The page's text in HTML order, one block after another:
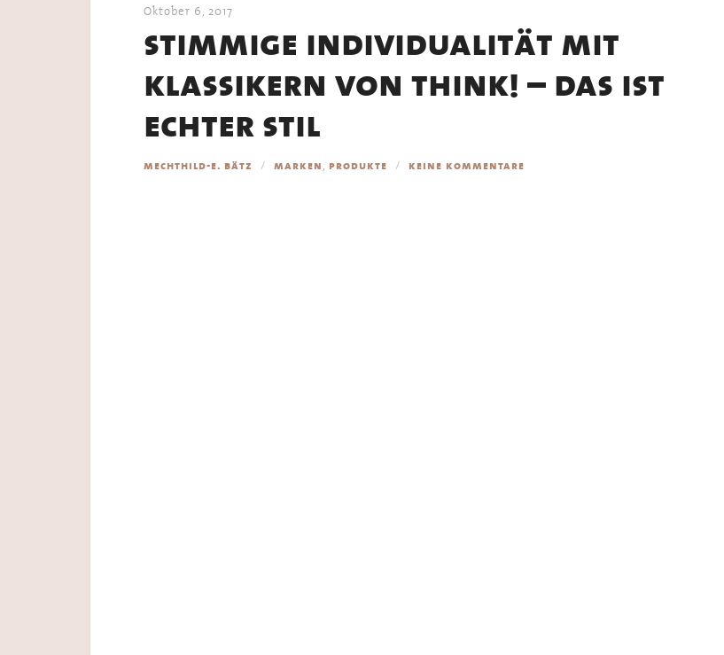
Oktober 6, 2017
stimmige individualität mit
klassikern von think! – das ist
echter stil
mechthild-e. bätz marken, produkte keine kommentare